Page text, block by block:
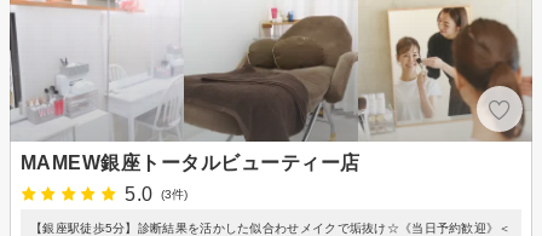
MAMEW銀座トータルビューティー店
5.0
(3件)
【銀座駅徒歩5分】診断結果を活かした似合わせメイクで垢抜け☆《当日予約歓迎》＜